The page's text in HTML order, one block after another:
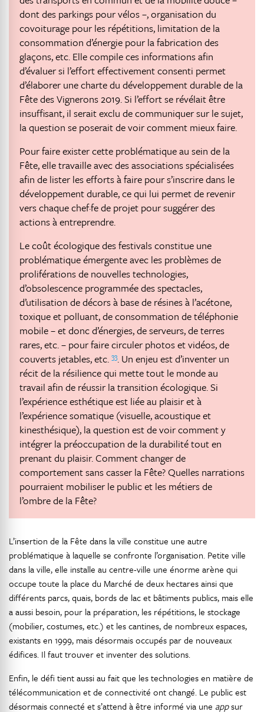
dont des parkings pour vélos –, organisation du
covoiturage pour les répétitions, limitation de la
consommation d’énergie pour la fabrication des
glaçons, etc. Elle compile ces informations afin
d’évaluer si l’effort effectivement consenti permet
d’élaborer une charte du développement durable de la
Fête des Vignerons 2019. Si l’effort se révélait être
insuffisant, il serait exclu de communiquer sur le sujet,
la question se poserait de voir comment mieux faire.
Pour faire exister cette problématique au sein de la
Fête, elle travaille avec des associations spécialisées
afin de lister les efforts à faire pour s’inscrire dans le
développement durable, ce qui lui permet de revenir
vers chaque chef·fe de projet pour suggérer des
actions à entreprendre.
Le coût écologique des festivals constitue une
problématique émergente avec les problèmes de
proliférations de nouvelles technologies,
d’obsolescence programmée des spectacles,
d’utilisation de décors à base de résines à l’acétone,
toxique et polluant, de consommation de téléphonie
mobile – et donc d’énergies, de serveurs, de terres
rares, etc. – pour faire circuler photos et vidéos, de
couverts jetables, etc. 33. Un enjeu est d’inventer un
récit de la résilience qui mette tout le monde au
travail afin de réussir la transition écologique. Si
l’expérience esthétique est liée au plaisir et à
l’expérience somatique (visuelle, acoustique et
kinesthésique), la question est de voir comment y
intégrer la préoccupation de la durabilité tout en
prenant du plaisir. Comment changer de
comportement sans casser la Fête? Quelles narrations
pourraient mobiliser le public et les métiers de
l’ombre de la Fête?
L’insertion de la Fête dans la ville constitue une autre
problématique à laquelle se confronte l’organisation. Petite ville
dans la ville, elle installe au centre-ville une énorme arène qui
occupe toute la place du Marché de deux hectares ainsi que
différents parcs, quais, bords de lac et bâtiments publics, mais elle
a aussi besoin, pour la préparation, les répétitions, le stockage
(mobilier, costumes, etc.) et les cantines, de nombreux espaces,
existants en 1999, mais désormais occupés par de nouveaux
édifices. Il faut trouver et inventer des solutions.
Enfin, le défi tient aussi au fait que les technologies en matière de
télécommunication et de connectivité ont changé. Le public est
désormais connecté et s’attend à être informé via une appsur